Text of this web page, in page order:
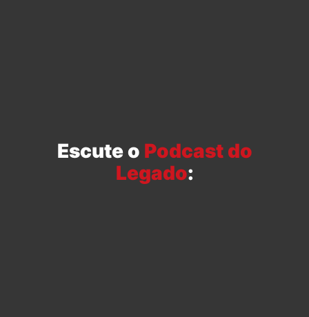
Escute o Podcast do
Legado: